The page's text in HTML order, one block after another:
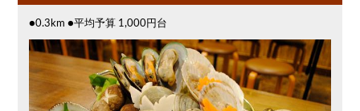
●0.3km ●平均予算 1,000円台